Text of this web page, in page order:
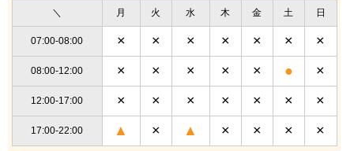
＼ 月 火 水 木 金 土 日
07:00-08:00 × × × × × × ×
08:00-12:00 × × × × × ● ×
12:00-17:00 × × × × × × ×
17:00-22:00 ▲ × ▲ × × × ×